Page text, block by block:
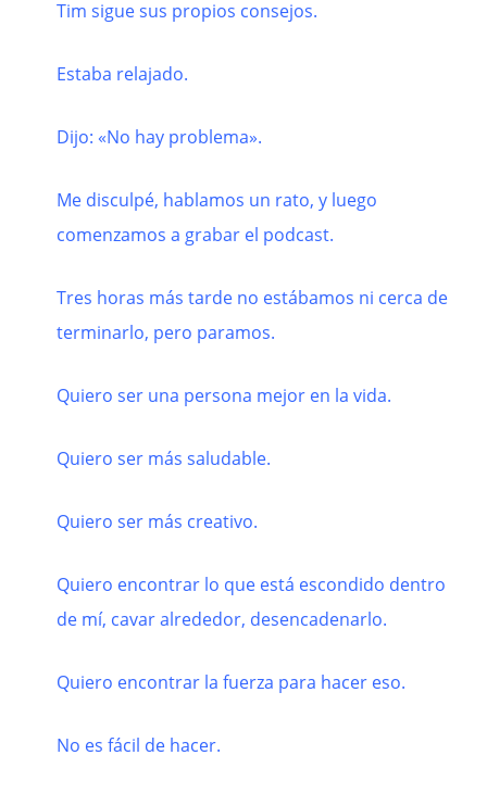
Tim sigue sus propios consejos.
Estaba relajado.
Dijo: «No hay problema».
Me disculpé, hablamos un rato, y luego
comenzamos a grabar el podcast.
Tres horas más tarde no estábamos ni cerca de
terminarlo, pero paramos.
Quiero ser una persona mejor en la vida.
Quiero ser más saludable.
Quiero ser más creativo.
Quiero encontrar lo que está escondido dentro
de mí, cavar alrededor, desencadenarlo.
Quiero encontrar la fuerza para hacer eso.
No es fácil de hacer.